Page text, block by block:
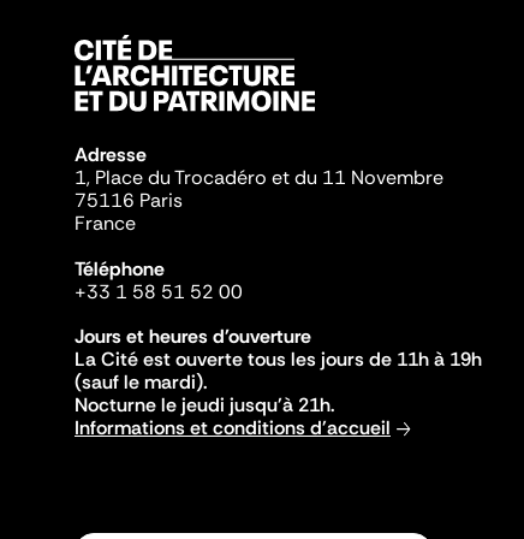
Adresse
1, Place du Trocadéro et du 11 Novembre
75116 Paris
France
Téléphone
+33 1 58 51 52 00
Jours et heures d'ouverture
La Cité est ouverte tous les jours de 11h à 19h
(sauf le mardi).
Nocturne le jeudi jusqu'à 21h.
Informations et conditions d'accueil